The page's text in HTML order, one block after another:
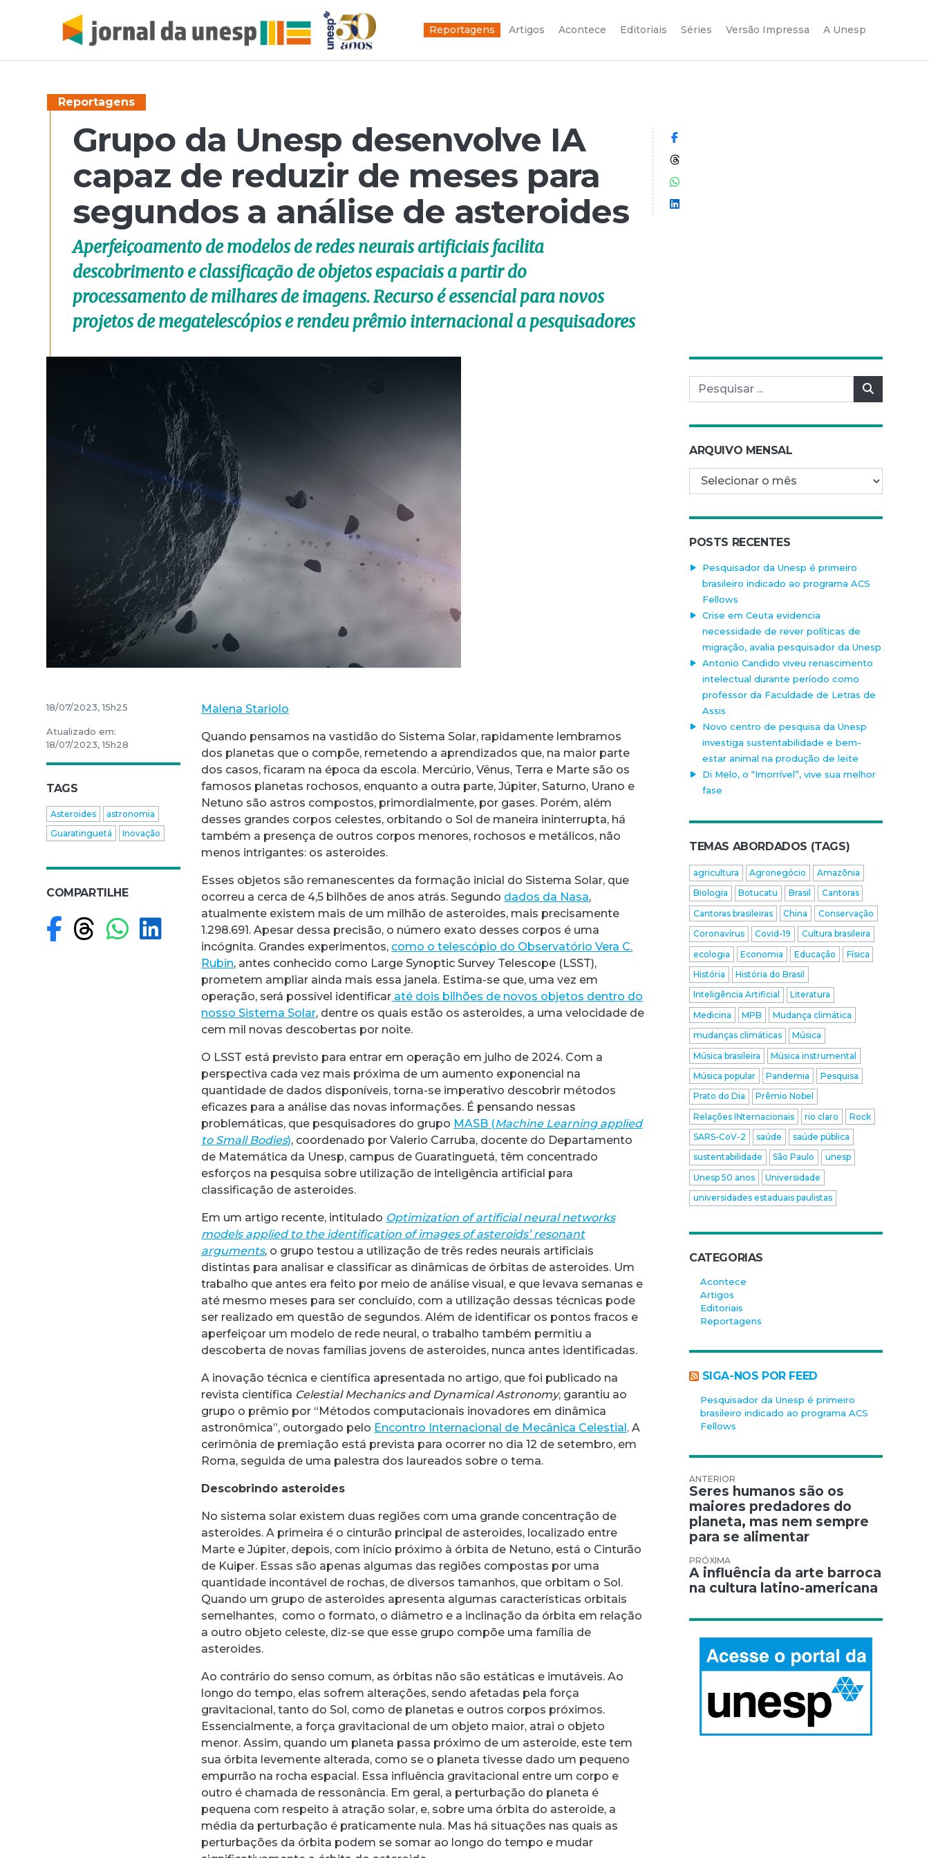
Reportagens Artigos Acontece Editoriais Séries Versão Impressa A Unesp
Reportagens
Grupo da Unesp desenvolve IA
capaz de reduzir de meses para
segundos a análise de asteroides
Aperfeiçoamento de modelos de redes neurais artificiais facilita
descobrimento e classificação de objetos espaciais a partir do
processamento de milhares de imagens. Recurso é essencial para novos
projetos de megatelescópios e rendeu prêmio internacional a pesquisadores
Compartilhar no Facebook
Compartilhar no Threads
Compartilhar no WhatsApp
Compartilhar no LinkedIn
Malena Stariolo
Quando pensamos na vastidão do Sistema Solar, rapidamente lembramos
dos planetas que o compõe, remetendo a aprendizados que, na maior parte
dos casos, ficaram na época da escola. Mercúrio, Vênus, Terra e Marte são os
famosos planetas rochosos, enquanto a outra parte, Júpiter, Saturno, Urano e
Netuno são astros compostos, primordialmente, por gases. Porém, além
desses grandes corpos celestes, orbitando o Sol de maneira ininterrupta, há
também a presença de outros corpos menores, rochosos e metálicos, não
menos intrigantes: os asteroides.
Esses objetos são remanescentes da formação inicial do Sistema Solar, que
ocorreu a cerca de 4,5 bilhões de anos atrás. Segundo dados da Nasa,
atualmente existem mais de um milhão de asteroides, mais precisamente
1.298.691. Apesar dessa precisão, o número exato desses corpos é uma
incógnita. Grandes experimentos, como o telescópio do Observatório Vera C.
Rubin, antes conhecido como Large Synoptic Survey Telescope (LSST),
prometem ampliar ainda mais essa janela. Estima-se que, uma vez em
operação, será possível identificar até dois bilhões de novos objetos dentro do
nosso Sistema Solar, dentre os quais estão os asteroides, a uma velocidade de
cem mil novas descobertas por noite.
O LSST está previsto para entrar em operação em julho de 2024. Com a
perspectiva cada vez mais próxima de um aumento exponencial na
quantidade de dados disponíveis, torna-se imperativo descobrir métodos
eficazes para a análise das novas informações. É pensando nessas
problemáticas, que pesquisadores do grupo MASB (Machine Learning applied
to Small Bodies), coordenado por Valerio Carruba, docente do Departamento
de Matemática da Unesp, campus de Guaratinguetá, têm concentrado
esforços na pesquisa sobre utilização de inteligência artificial para
classificação de asteroides.
Em um artigo recente, intitulado Optimization of artificial neural networks
models applied to the identification of images of asteroids’ resonant
arguments, o grupo testou a utilização de três redes neurais artificiais
distintas para analisar e classificar as dinâmicas de órbitas de asteroides. Um
trabalho que antes era feito por meio de análise visual, e que levava semanas e
até mesmo meses para ser concluído, com a utilização dessas técnicas pode
ser realizado em questão de segundos. Além de identificar os pontos fracos e
aperfeiçoar um modelo de rede neural, o trabalho também permitiu a
descoberta de novas famílias jovens de asteroides, nunca antes identificadas.
A inovação técnica e científica apresentada no artigo, que foi publicado na
revista científica Celestial Mechanics and Dynamical Astronomy, garantiu ao
grupo o prêmio por “Métodos computacionais inovadores em dinâmica
astronômica”, outorgado pelo Encontro Internacional de Mecânica Celestial. A
cerimônia de premiação está prevista para ocorrer no dia 12 de setembro, em
Roma, seguida de uma palestra dos laureados sobre o tema.
Descobrindo asteroides
No sistema solar existem duas regiões com uma grande concentração de
asteroides. A primeira é o cinturão principal de asteroides, localizado entre
Marte e Júpiter, depois, com início próximo à órbita de Netuno, está o Cinturão
de Kuiper. Essas são apenas algumas das regiões compostas por uma
quantidade incontável de rochas, de diversos tamanhos, que orbitam o Sol.
Quando um grupo de asteroides apresenta algumas características orbitais
semelhantes, como o formato, o diâmetro e a inclinação da órbita em relação
a outro objeto celeste, diz-se que esse grupo compõe uma família de
asteroides.
Ao contrário do senso comum, as órbitas não são estáticas e imutáveis. Ao
longo do tempo, elas sofrem alterações, sendo afetadas pela força
gravitacional, tanto do Sol, como de planetas e outros corpos próximos.
Essencialmente, a força gravitacional de um objeto maior, atrai o objeto
menor. Assim, quando um planeta passa próximo de um asteroide, este tem
sua órbita levemente alterada, como se o planeta tivesse dado um pequeno
empurrão na rocha espacial. Essa influência gravitacional entre um corpo e
outro é chamada de ressonância. Em geral, a perturbação do planeta é
pequena com respeito à atração solar, e, sobre uma órbita do asteroide, a
média da perturbação é praticamente nula. Mas há situações nas quais as
perturbações da órbita podem se somar ao longo do tempo e mudar
18/07/2023, 15h25
Atualizado em:
18/07/2023, 15h28
TAGS
Asteroides
astronomia
Guaratinguetá
Inovação
COMPARTILHE
Compartilhar no Facebook
Compartilhar no Threads
Compartilhar no WhatsApp
Compartilhar no LinkedIn
Pesquisar por:
ARQUIVO MENSAL
Arquivo mensal
POSTS RECENTES
Pesquisador da Unesp é primeiro
brasileiro indicado ao programa ACS
Fellows
Crise em Ceuta evidencia
necessidade de rever políticas de
migração, avalia pesquisador da Unesp
Antonio Candido viveu renascimento
intelectual durante período como
professor da Faculdade de Letras de
Assis
Novo centro de pesquisa da Unesp
investiga sustentabilidade e bem-
estar animal na produção de leite
Di Melo, o “Imorrível”, vive sua melhor
fase
TEMAS ABORDADOS (TAGS)
agricultura Agronegócio
Amazônia
Biologia
Botucatu Brasil
Cantoras
Cantoras brasileiras
China
Conservação
Coronavírus
Covid-19
Cultura brasileira
ecologia
Economia Educação
Física
História
História do Brasil
Inteligência Artificial
Literatura
Medicina
MPB
Mudança climática
mudanças climáticas
Música
Música brasileira
Música instrumental
Música popular
Pandemia
Pesquisa
Prato do Dia
Prêmio Nobel
Relações INternacionais
rio claro
Rock
SARS-CoV-2
saúde
saúde pública
sustentabilidade
São Paulo
unesp
Unesp 50 anos
Universidade
universidades estaduais paulistas
CATEGORIAS
Acontece
Artigos
Editoriais
Reportagens
SIGA-NOS POR FEED
Pesquisador da Unesp é primeiro
brasileiro indicado ao programa ACS
Fellows
Navegação de Post
Seres humanos são os
maiores predadores do
planeta, mas nem sempre
para se alimentar
A influência da arte barroca
na cultura latino-americana